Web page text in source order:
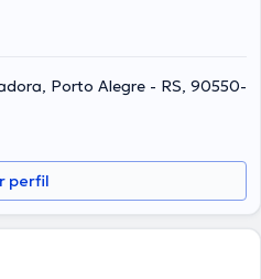
Porto Alegre - RS, 90550-
perfil